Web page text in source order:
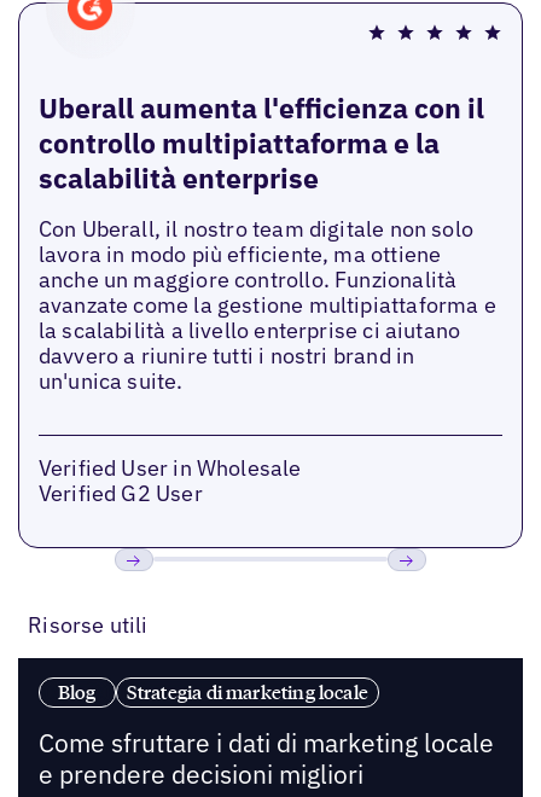
Uberall aumenta l'efficienza con il
controllo multipiattaforma e la
scalabilità enterprise
Con Uberall, il nostro team digitale non solo
lavora in modo più efficiente, ma ottiene
anche un maggiore controllo. Funzionalità
avanzate come la gestione multipiattaforma e
la scalabilità a livello enterprise ci aiutano
davvero a riunire tutti i nostri brand in
un'unica suite.
Verified User in Wholesale
Verified G2 User
Risorse utili
Blog Strategia di marketing locale
Come sfruttare i dati di marketing locale
e prendere decisioni migliori